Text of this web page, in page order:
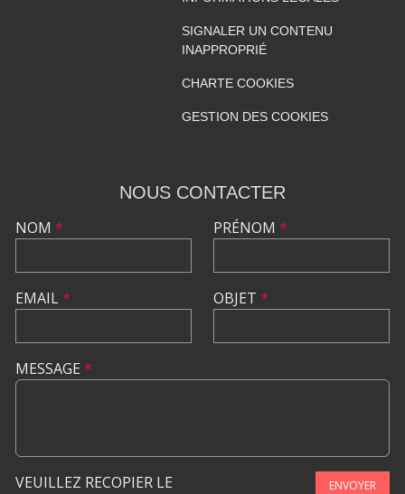
SIGNALER UN CONTENU
INAPPROPRIÉ
CHARTE COOKIES
GESTION DES COOKIES
NOUS CONTACTER
NOM *
EMAIL*
PRÉNOM *
OBJET *
MESSAGE *
VEUILLEZ RECOPIER LE
ENVOYER